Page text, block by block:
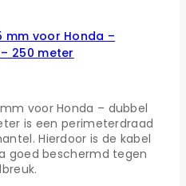
mm voor Honda –
250 meter
voor Honda – dubbel
is een perimeterdraad
Hierdoor is de kabel
goed beschermd tegen